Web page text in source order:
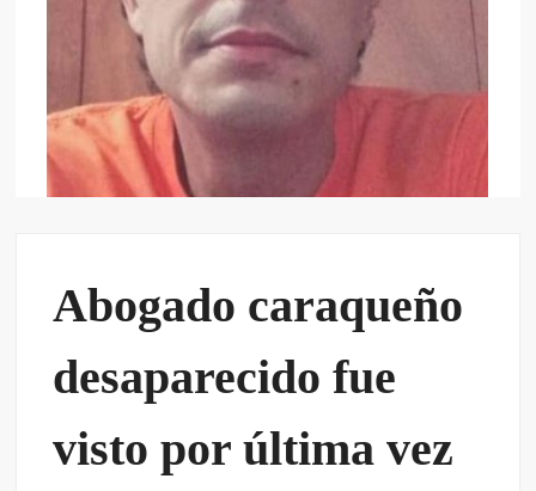
Abogado caraqueño
desaparecido fue
visto por última vez